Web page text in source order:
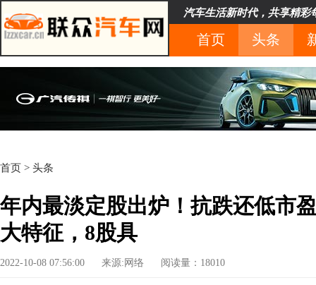
汽车生活新时代，共享精彩
首页 头条
首页 > 头条
年内最淡定股出炉！抗跌还低市
大特征，8股具
2022-10-08 07:56:00 来源:网络 阅读量：18010